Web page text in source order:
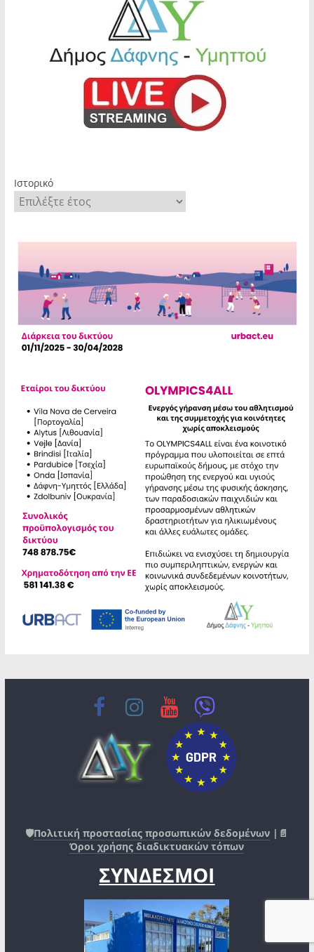
Ιστορικό
🛡️Πολιτική προστασίας προσωπικών δεδομένων |📄
Όροι χρήσης διαδικτυακών τόπων
ΣΥΝΔΕΣΜΟΙ